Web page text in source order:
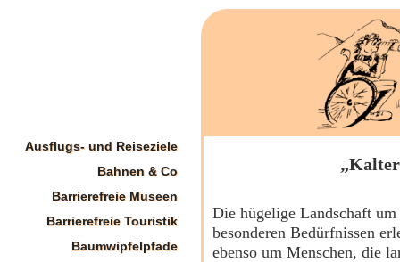
Ausflugs- und Reiseziele
Bahnen & Co
Barrierefreie Museen
Barrierefreie Touristik
Baumwipfelpfade
Die hügelige Landschaft
besonderen Bedürfnissen
ebenso um Menschen, die